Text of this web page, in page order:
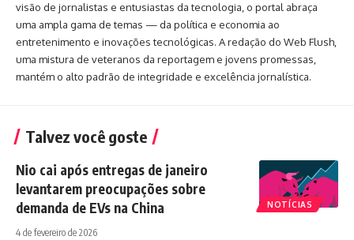
visão de jornalistas e entusiastas da tecnologia, o portal abraça
uma ampla gama de temas — da política e economia ao
entretenimento e inovações tecnológicas. A redação do Web Flush,
uma mistura de veteranos da reportagem e jovens promessas,
mantém o alto padrão de integridade e excelência jornalística.
Talvez você goste
NOTÍCIAS
Nio cai após entregas de janeiro
levantarem preocupações sobre
demanda de EVs na China
4 de fevereiro de 2026